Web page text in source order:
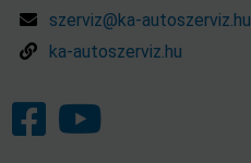
szerviz@ka-autoszerviz.hu
ka-autoszerviz.hu